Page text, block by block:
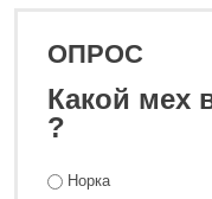
ОПРОС
Какой мех
?
Норка